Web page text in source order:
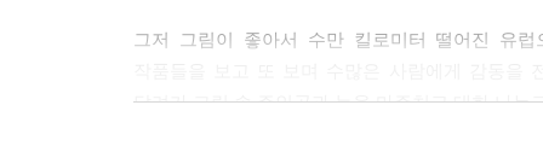
--- p.179, 「앙리 마티스, [푸른 누드 Ⅳ]」 중에서
그저 그림이 좋아서 수만 킬로미터 떨어진 유
달려가 그림 속 주인공과 눈을 마주치고 대화 나